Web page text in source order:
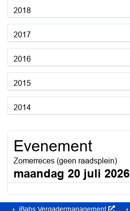
2018
2017
2016
2015
2014
Evenement
Zomerreces (geen raadsplein)
maandag 20 juli 2026
iBabs Vergadermanagement